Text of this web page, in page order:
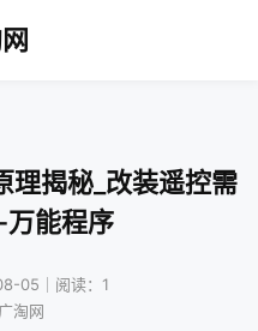
理揭秘_改装遥控需
能程序
05｜阅读：1
淘网